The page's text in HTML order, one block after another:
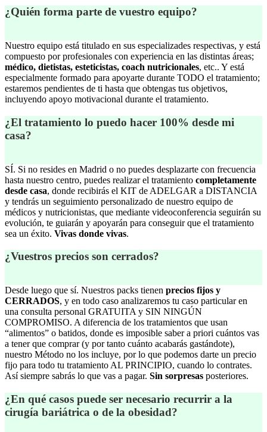
¿Quién forma parte de vuestro equipo?
Nuestro equipo está titulado en sus especializades respectivas, y está
compuesto por profesionales con experiencia en las distintas áreas;
médico, dietistas, esteticistas, coach nutricionales, etc.. Y está
especialmente formado para apoyarte durante TODO el tratamiento;
estaremos pendientes de ti hasta que obtengas tus objetivos,
incluyendo apoyo motivacional durante el tratamiento.
¿El tratamiento lo puedo hacer 100% desde mi
casa?
SÍ. Si no resides en Madrid o no puedes desplazarte con frecuencia
hasta nuestro centro, puedes realizar el tratamiento completamente
desde casa, donde recibirás el KIT de ADELGAR a DISTANCIA
y tendrás un seguimiento personalizado de nuestro equipo de
médicos y nutricionistas, que mediante videoconferencia seguirán su
evolución, te guiarán y apoyarán para conseguir que el tratamiento
sea un éxito. Vivas donde vivas.
¿Vuestros precios son cerrados?
Desde luego que sí. Nuestros packs tienen precios fijos y
CERRADOS, y en todo caso analizaremos tu caso particular en
una consulta personal GRATUITA y SIN NINGÚN
COMPROMISO. A diferencia de los tratamientos que usan
“alimentos” o batidos, donde es imposible saber a priori cuántos vas
a tener que comprar (y por tanto cuánto acabarás gastándote),
nuestro Método no los incluye, por lo que podemos darte un precio
fijo para todo tu tratamiento AL PRINCIPIO, cuando lo contrates.
Así siempre sabrás lo que vas a pagar. Sin sorpresas posteriores.
¿En qué casos puede ser necesario recurrir a la
cirugía bariátrica o de la obesidad?